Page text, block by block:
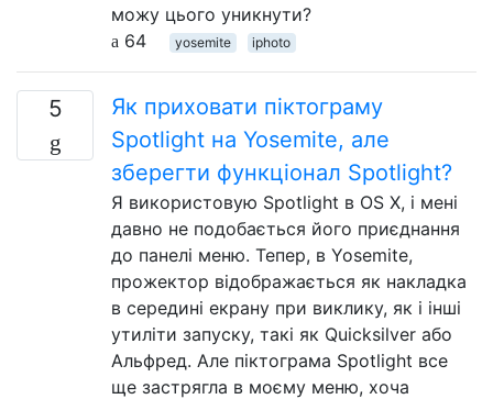
можу цього уникнути?
64
yosemite iphoto
5
Як приховати піктограму
Spotlight на Yosemite, але
зберегти функціонал Spotlight?
Я використовую Spotlight в OS X, і мені
давно не подобається його приєднання
до панелі меню. Тепер, в Yosemite,
прожектор відображається як накладка
в середині екрану при виклику, як і інші
утиліти запуску, такі як Quicksilver або
Альфред. Але піктограма Spotlight все
ще застрягла в моєму меню, хоча